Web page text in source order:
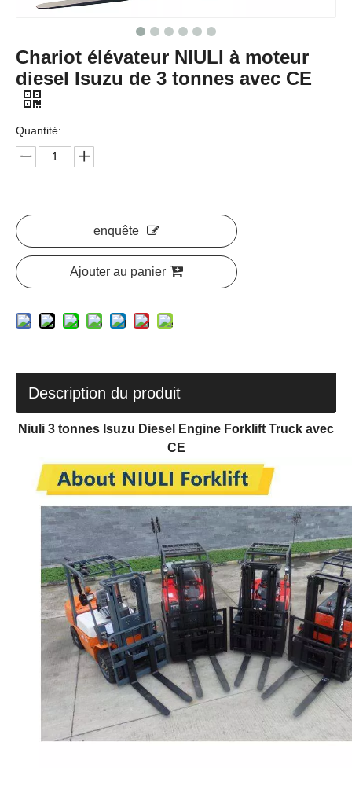
Chariot élévateur NIULI à moteur
diesel Isuzu de 3 tonnes avec CE
Quantité:
enquête
Ajouter au panier
Description du produit
Niuli 3 tonnes Isuzu Diesel Engine Forklift Truck avec
CE